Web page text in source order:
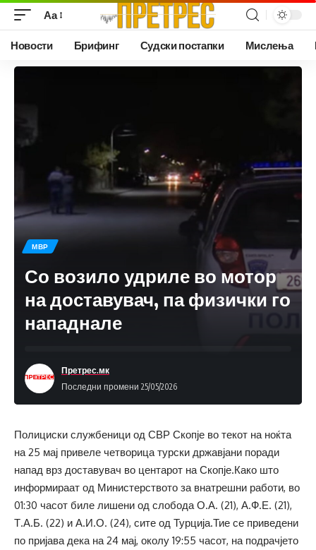
Аа
Новости Брифинг Судски постапки Мислења
МВР
Со возило удриле во мотор
на доставувач, па физички го
нападнале
Последни промени 25/05/2026
Претрес.мк
Полициски службеници од СВР Скопје во текот на ноќта
на 25 мај привеле четворица турски државјани поради
напад врз доставувач во центарот на Скопје.Како што
информираат од Министерството за внатрешни работи, во
01:30 часот биле лишени од слобода О.А. (21), А.Ф.Е. (21),
Т.А.Б. (22) и А.И.О. (24), сите од Турција.Тие се приведени
по пријава дека на 24 мај, околу 19:55 часот, на подрачјето